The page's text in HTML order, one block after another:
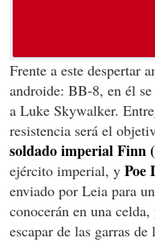
Frente a este despertar
androide: BB-8, en él
a Luke Skywalker.
resistencia será el
soldado imperial Finn
ejército imperial, y Poe
enviado por Leia para
conocerán en una
escapar de las garras